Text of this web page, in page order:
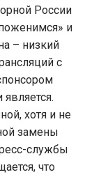
России
и
– низкий
с
является.
хотя и не
замены
службы
что